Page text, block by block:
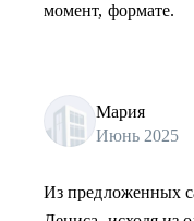
момент, формате.
Мария
Июнь 2025
Из предложенных